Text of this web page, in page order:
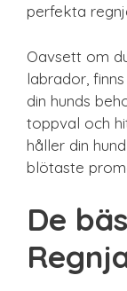
perfekta
Oavsett om
labrador,
din hunds
toppval och
håller din
blötaste
De